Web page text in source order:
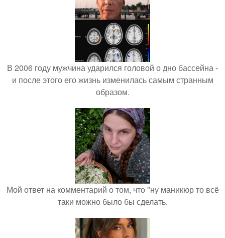
В 2006 году мужчина ударился головой о дно бассейна -
и после этого его жизнь изменилась самым странным
образом.
Мой ответ на комментарий о том, что "ну маникюр то всё
таки можно было бы сделать.